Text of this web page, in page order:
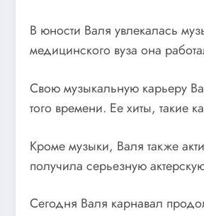
В юности Валя увлекалась
медицинского вуза она
Свою музыкальную карьеру
того времени. Ее хиты, такие
Кроме музыки, Валя также
получила серьезную
Сегодня Валя карнавал